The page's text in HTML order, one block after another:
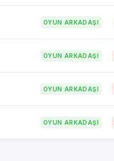
OYUN ARKADAŞI
OYUN ARKADAŞI
OYUN ARKADAŞI
OYUN ARKADAŞI